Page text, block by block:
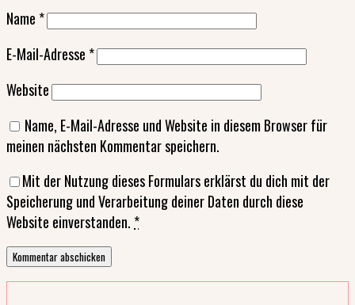
Name *
E-Mail-Adresse *
Website
Name, E-Mail-Adresse und Website in diesem Browser für
meinen nächsten Kommentar speichern.
Mit der Nutzung dieses Formulars erklärst du dich mit der
Speicherung und Verarbeitung deiner Daten durch diese
Website einverstanden. *